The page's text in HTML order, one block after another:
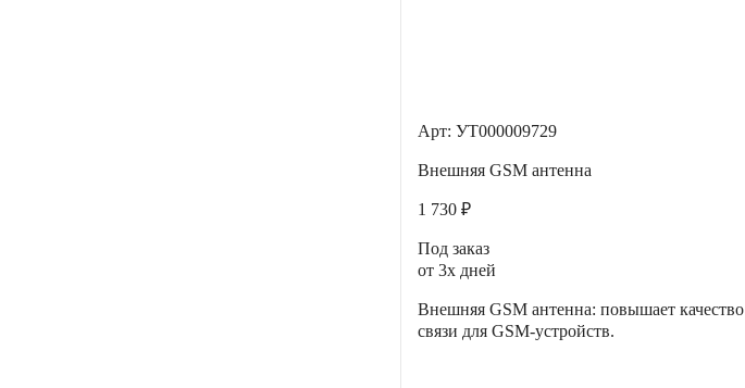
Арт: УТ000009729
Внешняя GSM антенна
1 730 ₽
Под заказ
от 3х дней
Внешняя GSM антенна: повышает качество
связи для GSM-устройств.